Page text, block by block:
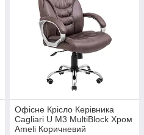
Офісне Крісло Керівника
Cagliari U М3 MultiBlock Хром
Ameli Коричневий